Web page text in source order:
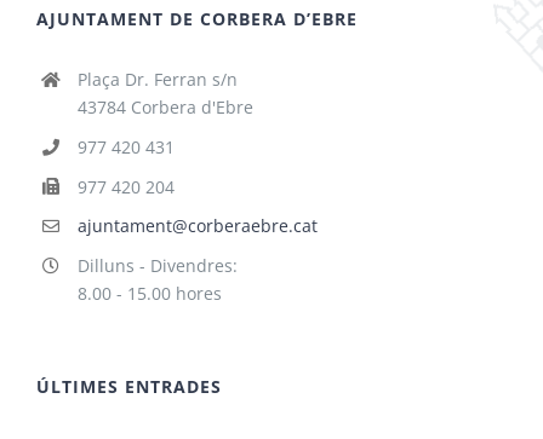
AJUNTAMENT DE CORBERA D’EBRE
Plaça Dr. Ferran s/n
43784 Corbera d'Ebre
977 420 431
977 420 204
ajuntament@corberaebre.cat
Dilluns - Divendres:
8.00 - 15.00 hores
ÚLTIMES ENTRADES